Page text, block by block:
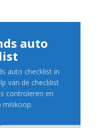
auto
auto checklist in
van de checklist
controleren en
miskoop.